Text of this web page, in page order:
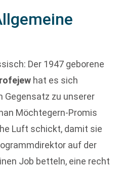
Der 1947 geborene
hat es sich
Gegensatz zu unserer
Möchtegern-Promis
Luft schickt, damit sie
auf der
Job betteln, eine recht